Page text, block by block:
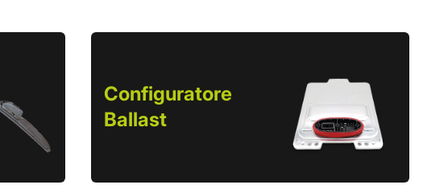
Configuratore
Ballast